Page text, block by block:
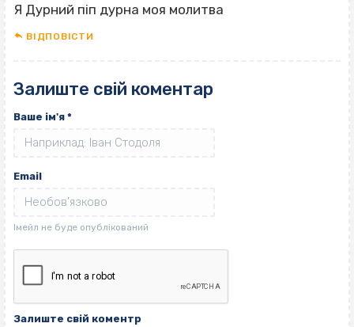
Я Дурний піп дурна моя молитва
ВІДПОВІCТИ
Залиште свій коментар
Ваше ім'я *
Email
Залиште свій коментр